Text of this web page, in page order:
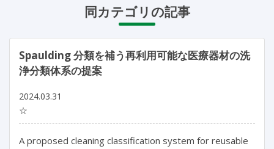
同カテゴリの記事
Spaulding 分類を補う再利用可能な医療器材の洗
浄分類体系の提案
2024.03.31
☆
A proposed cleaning classification system for reusable